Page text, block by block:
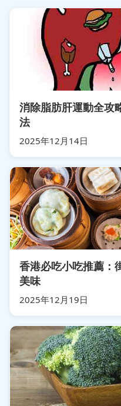
消除脂肪肝運動全攻
法
2025年12月14日
香港必吃小吃推薦：
美味
2025年12月19日